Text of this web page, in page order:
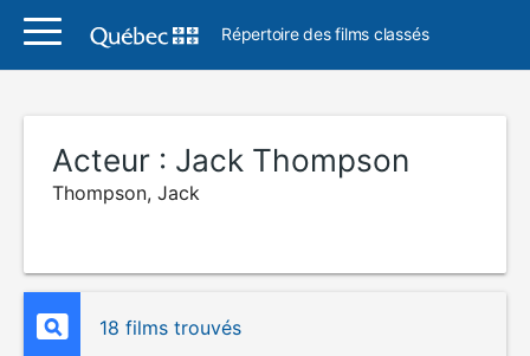
Répertoire des films classés
Acteur : Jack Thompson
Thompson, Jack
18 films trouvés